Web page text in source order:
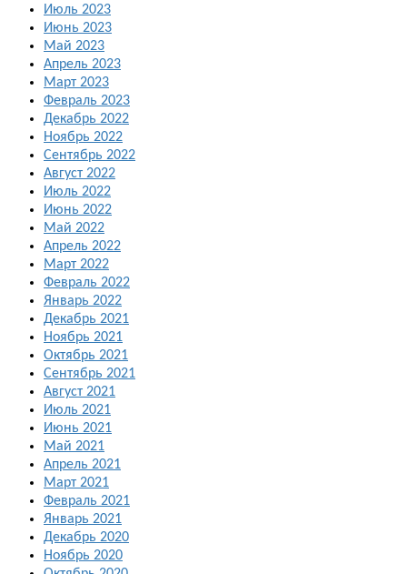
Июль 2023
Июнь 2023
Май 2023
Апрель 2023
Март 2023
Февраль 2023
Декабрь 2022
Ноябрь 2022
Сентябрь 2022
Август 2022
Июль 2022
Июнь 2022
Май 2022
Апрель 2022
Март 2022
Февраль 2022
Январь 2022
Декабрь 2021
Ноябрь 2021
Октябрь 2021
Сентябрь 2021
Август 2021
Июль 2021
Июнь 2021
Май 2021
Апрель 2021
Март 2021
Февраль 2021
Январь 2021
Декабрь 2020
Ноябрь 2020